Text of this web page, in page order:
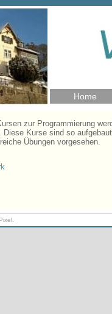
Home
zur Programmierung
Diese Kurse sind so
Übungen vorgesehen.